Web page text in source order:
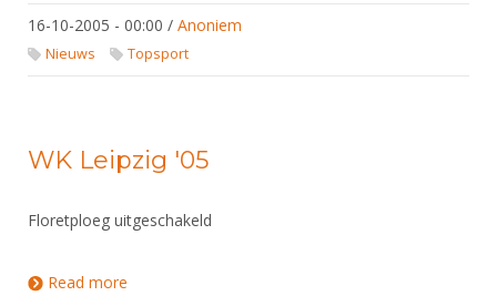
16-10-2005 - 00:00 / Anoniem
Nieuws Topsport
WK Leipzig '05
Floretploeg uitgeschakeld
Read more